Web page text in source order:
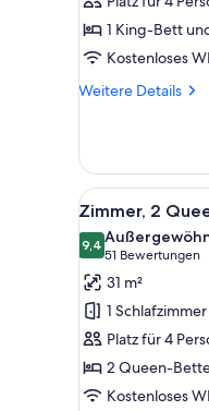
Schlafsofa,
Blick
auf
den
1 King-Bett
Kostenloses
Weitere Details
Weitere
1 King-
Bett
und
Schlafsofa,
Blick
den
Innenhof
Alle
Fotos
für
Zimmer,
2 Queen-
Betten,
Blick
auf
den
6
Zimmer, 2
9,49,4 von 10
51 Bewertungen
(51
Bewertungen)
31 m²
1 Schlafzimmer
Platz für 4
2 Queen-
Kostenloses